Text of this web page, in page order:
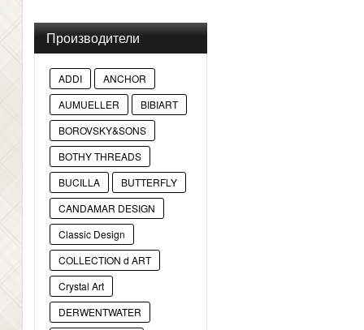
Производители
ADDI
ANCHOR
AUMUELLER
BIBIART
BOROVSKY&SONS
BOTHY THREADS
BUCILLA
BUTTERFLY
CANDAMAR DESIGN
Classic Design
COLLECTION d ART
Crystal Art
DERWENTWATER